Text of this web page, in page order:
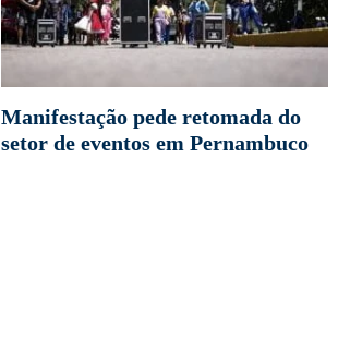
Manifestação pede retomada do
setor de eventos em Pernambuco